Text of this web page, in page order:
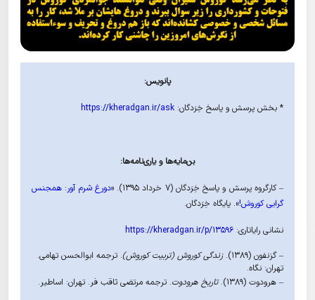
پانویس:
* بخش پرسش و پاسخ خِرَدگان: https://kheradgan.ir/ask
بن‌مایه‌ها و یاری‌نامه‌ها:
– کارگروه پرسش و پاسخ خِرَدگان (۷ خرداد ۱۳۹۵). «
دورغ شرم آور: همجنس
گرایی کوروش!». پایگاه خِرَدگان.
نشانی رایاتاری: https://kheradgan.ir/p/13596
– گزنفون (١٣٨٩).
زندگی کوروش (تربیت کوروش). ترجمه ابوالحسن تهامی.
تهران: نگاه.
– هرودوت (١٣٨٩).
تاریخ هرودوت. ترجمه مرتضی ثاقب فر. تهران: اساطیر.